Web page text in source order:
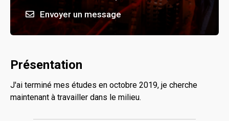
Envoyer un message
Présentation
J'ai terminé mes études en octobre 2019, je cherche
maintenant à travailler dans le milieu.